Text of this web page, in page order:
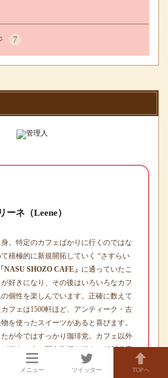
7
リーネ（Leene）
。特定のカフェばかりに行くのではな
積極的に新規開拓していく “さすらい
「NASU SHOZO CAFE」 に通っていたこ
好きになり、その後はいろいろなカフ
個性を楽しんでいます。正確に数えて
フェは1500軒ほど、アンティーク・古
を使ったスイーツがあると喜びます。
が今ではすっかり珈琲党。カフェ以外
好きです。国内旅行も好きで46都道府
でも休憩がてらカフェに立ち寄りま
り車移動にて埼玉カフェ開拓強化中。
メニュー ツイッター TOPへ